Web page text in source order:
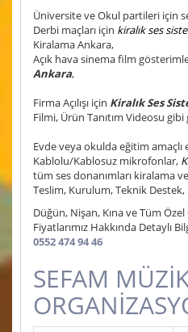
Üniversite ve Okul partileri için
Derbi maçları için kiralık ses
Kiralama Ankara,
Açık hava sinema film
Ankara,
Firma Açılışı için Kiralık Ses
Filmi, Ürün Tanıtım Videosu
Evde veya okulda eğitim
Kablolu/Kablosuz mikrofonlar,
tüm ses donanımları kiralama
Teslim, Kurulum, Teknik Destek,
Düğün, Nişan, Kına ve Tüm
Fiyatlarımız Hakkında Detaylı
0552 474 94 46
SEFAM